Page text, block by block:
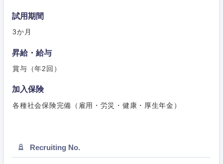
試用期間
3か月
昇給・給与
賞与（年2回）
加入保険
各種社会保険完備（雇用・労災・健康・厚生年金）
Recruiting No.
岐阜県 静岡県